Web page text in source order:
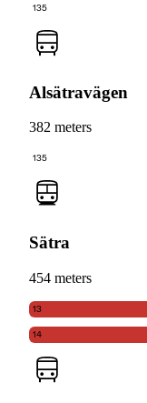
135
Alsätravägen
382 meters
135
Sätra
454 meters
13
14